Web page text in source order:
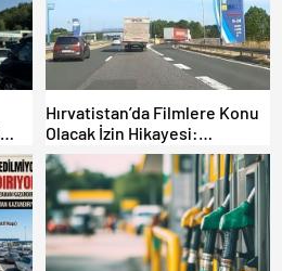
Hırvatistan’da Filmlere Konu
Olacak İzin Hikayesi:
Benzinlikte Eşini Unuttu!